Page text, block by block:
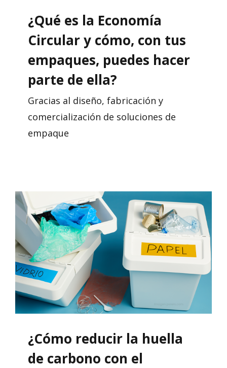
¿Qué es la Economía
Circular y cómo, con tus
empaques, puedes hacer
parte de ella?
Gracias al diseño, fabricación y
comercialización de soluciones de
empaque
¿Cómo reducir la huella
de carbono con el